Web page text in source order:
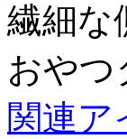
繊細な
おやつ
関連ア